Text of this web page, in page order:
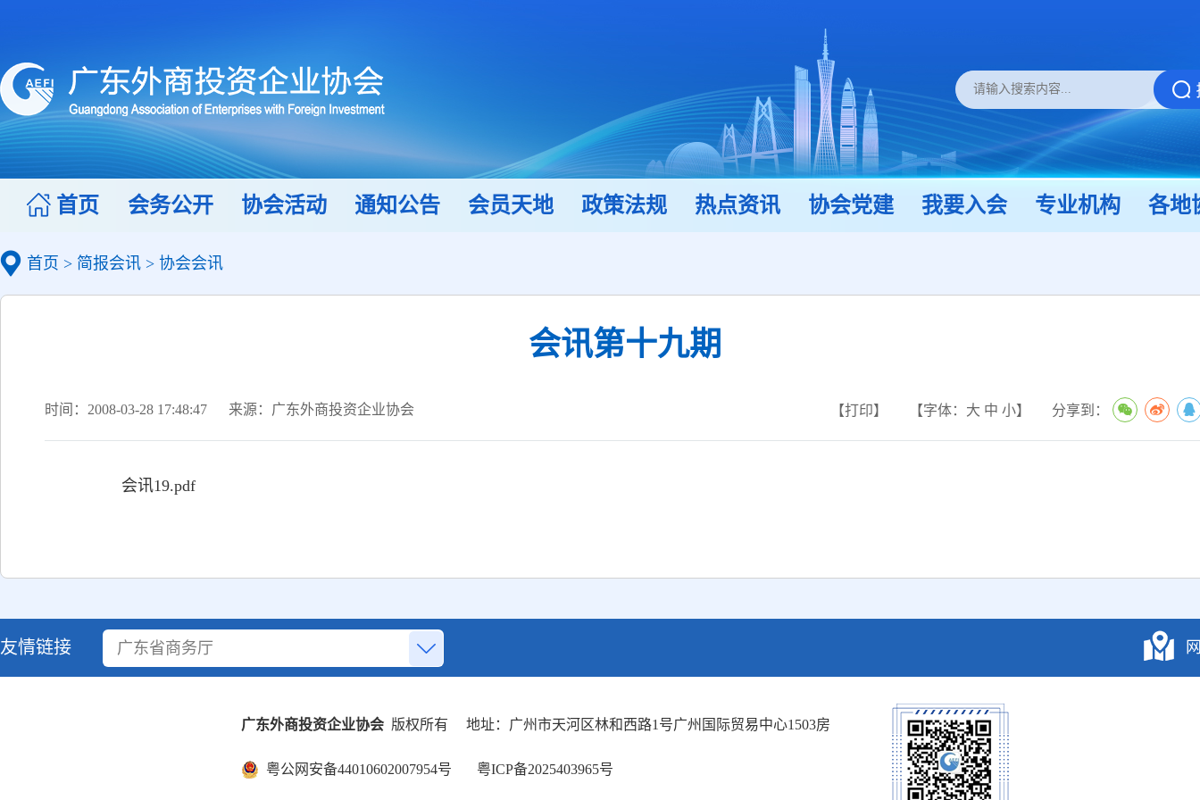
首页 会务公开 协会活动 通知公告 会员天地 政策法规 热点资讯 协会党建 我要入会 专业机构 各地
首页 > 简报会讯 > 协会会讯
会讯第十九期
时间：2008-03-28 17:48:47 来源：广东外商投资企业协会 【打印】 【字体： 大 中 小】 分享到：
会讯19.pdf
友情链接 广东省商务厅
广东外商投资企业协会 版权所有 地址：广州市天河区林和西路1号广州国际贸易中心1503房
粤公网安备44010602007954号 粤ICP备2025403965号